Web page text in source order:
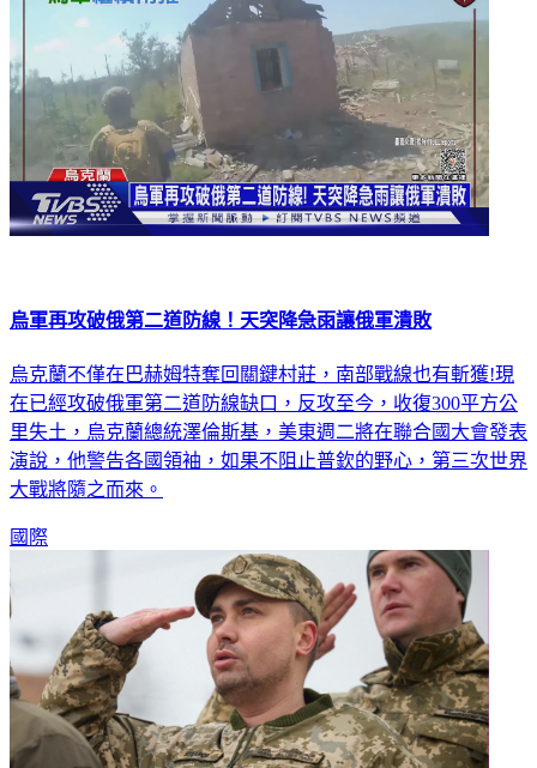
烏軍再攻破俄第二道防線！天突降急雨讓俄軍潰敗
烏克蘭不僅在巴赫姆特奪回關鍵村莊，南部戰線也有斬獲!現
在已經攻破俄軍第二道防線缺口，反攻至今，收復300平方公
里失土，烏克蘭總統澤倫斯基，美東週二將在聯合國大會發表
演說，他警告各國領袖，如果不阻止普欽的野心，第三次世界
大戰將隨之而來。
國際